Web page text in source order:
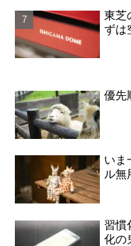
東芝
ずは
優先
いま
ル無
習慣
化の